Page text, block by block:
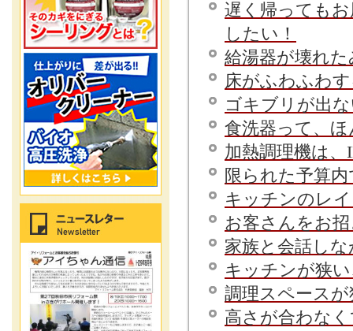
遅く帰っても
したい！
給湯器が壊れ
床がふわふわ
ゴキブリが出
食洗器って、
加熱調理機は
限られた予算
キッチンのレ
お客さんをお
家族と会話し
キッチンが狭
調理スペース
高さが合わな